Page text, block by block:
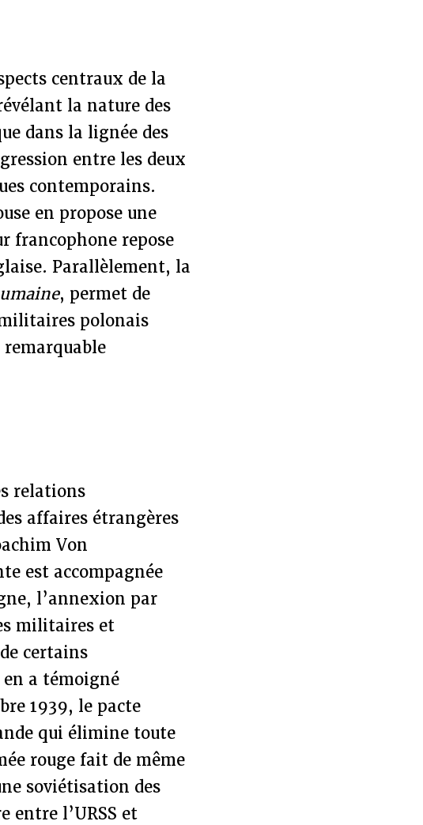
centraux de la
la nature des
dans la lignée des
entre les deux
contemporains.
en propose une
francophone repose
Parallèlement, la
, permet de
militaires polonais
remarquable
relations
affaires étrangères
Von
est accompagnée
l’annexion par
militaires et
certains
a témoigné
1939, le pacte
qui élimine toute
rouge fait de même
soviétisation des
entre l’URSS et